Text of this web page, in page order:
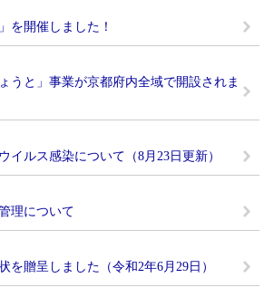
を開催しました！
うと」事業が京都府内全域で開設されま
イルス感染について（8月23日更新）
理について
を贈呈しました（令和2年6月29日）